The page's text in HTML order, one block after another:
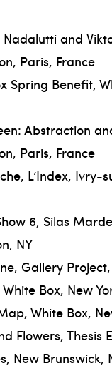
and
Paris, France
Spring Benefit,
Abstraction
Paris, France
L’Index, Ivry-
6, Silas
NY
Gallery
Box, New
White Box,
Flowers, Thesis
New Brunswick,